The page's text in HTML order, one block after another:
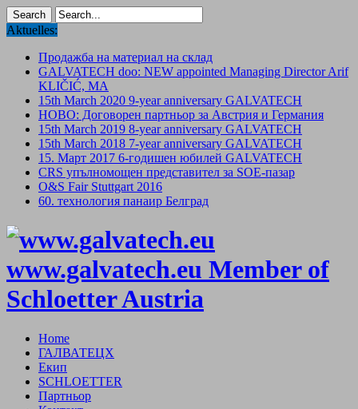
Aktuelles:
Продажба на материал на склад
GALVATECH doo: NEW appointed Managing Director Arif
KLIČIĆ, MA
15th March 2020 9-year anniversary GALVATECH
НОВО: Договорен партньор за Австрия и Германия
15th March 2019 8-year anniversary GALVATECH
15th March 2018 7-year anniversary GALVATECH
15. Mарт 2017 6-годишен юбилей GALVATECH
CRS упълномощен представител за SOE-пазар
O&S Fair Stuttgart 2016
60. технология панаир Белград
www.galvatech.eu Member of
Schloetter Austria
Home
ГАЛВАТЕЦХ
Екип
SCHLOETTER
Партньор